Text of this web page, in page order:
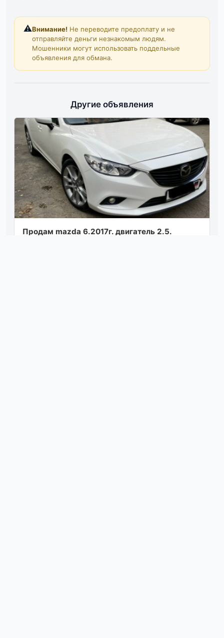
⚠️Внимание! Не переводите предоплату и не
отправляйте деньги незнакомым людям.
Мошенники могут использовать поддельные
объявления для обмана.
Другие объявления
Продам mazda 6.2017г. двигатель 2.5.